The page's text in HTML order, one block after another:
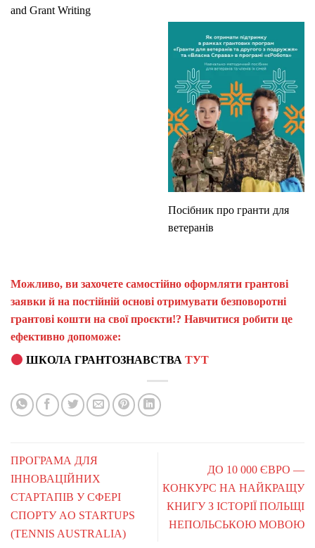
and Grant Writing
Посібник про гранти для
ветеранів
Можливо, ви захочете самостійно оформляти грантові
заявки й на постійній основі отримувати безповоротні
грантові кошти на свої проєкти!? Навчитися робити це
ефективно допоможе:
ШКОЛА ГРАНТОЗНАВСТВАТУТ
ПРОГРАМА ДЛЯ
ІННОВАЦІЙНИХ
СТАРТАПІВ У СФЕРІ
СПОРТУ AO STARTUPS
(TENNIS AUSTRALIA)
ДО 10 000 ЄВРО —
КОНКУРС НА НАЙКРАЩУ
КНИГУ З ІСТОРІЇ ПОЛЬЩІ
НЕПОЛЬСЬКОЮ МОВОЮ